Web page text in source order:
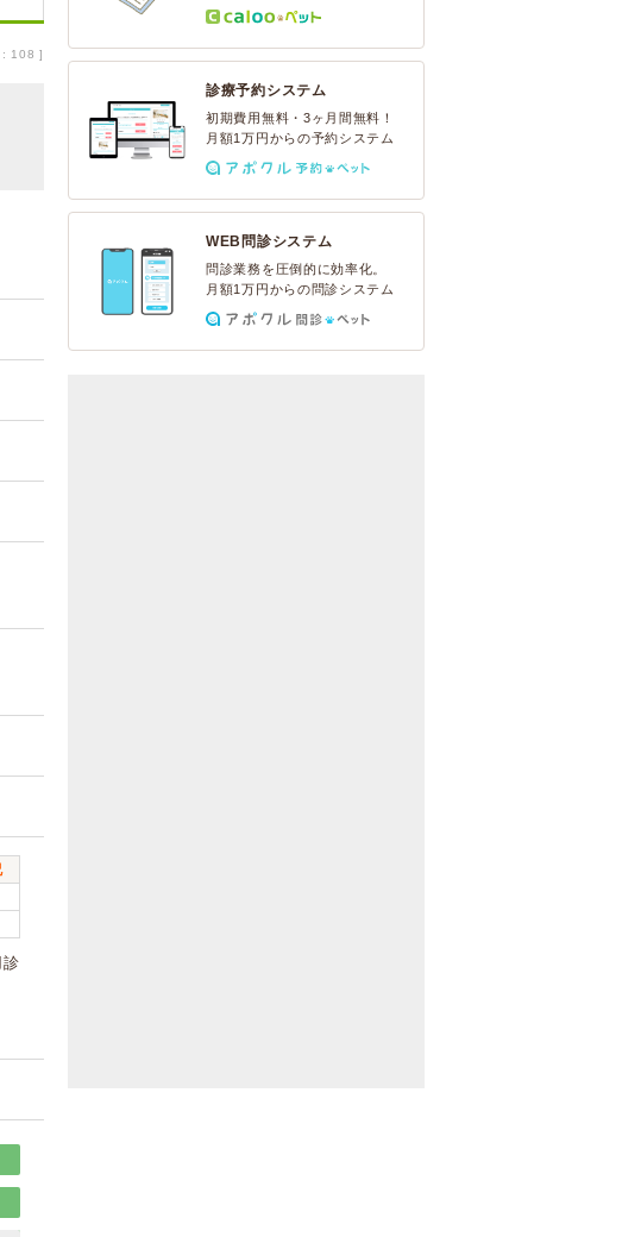
: 108 ]
診療予約システム
初期費用無料・3ヶ月間無料！
月額1万円からの予約システム
WEB問診システム
問診業務を圧倒的に効率化。
月額1万円からの問診システム